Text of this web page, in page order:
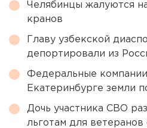
Челябинцы жалуются
кранов
Главу узбекской
депортировали из
Федеральные
Екатеринбурге земли
Дочь участника СВО
льготам для